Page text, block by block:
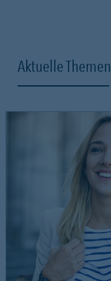
Aktuelle Themen